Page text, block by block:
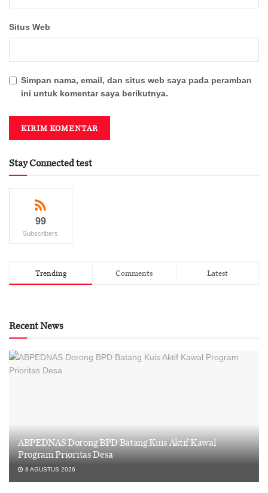
Situs Web
Simpan nama, email, dan situs web saya pada peramban
ini untuk komentar saya berikutnya.
Stay Connected test
99
Subscribers
Trending Comments Latest
Recent News
ABPEDNAS Dorong BPD Batang Kuis Aktif Kawal
Program Prioritas Desa
8 AGUSTUS 2026